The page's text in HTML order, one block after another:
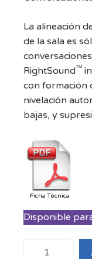
La alineación
de la sala es
RightSound™
con formación
nivelación
bajas, y
Ficha Técnica
Disponible